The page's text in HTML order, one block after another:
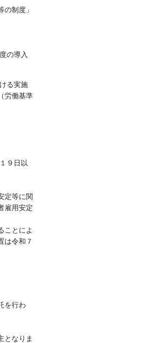
制度」
の導入
る実施
労働基準
９日以
定等に関
雇用安定
ことによ
は令和７
を行わ
となりま